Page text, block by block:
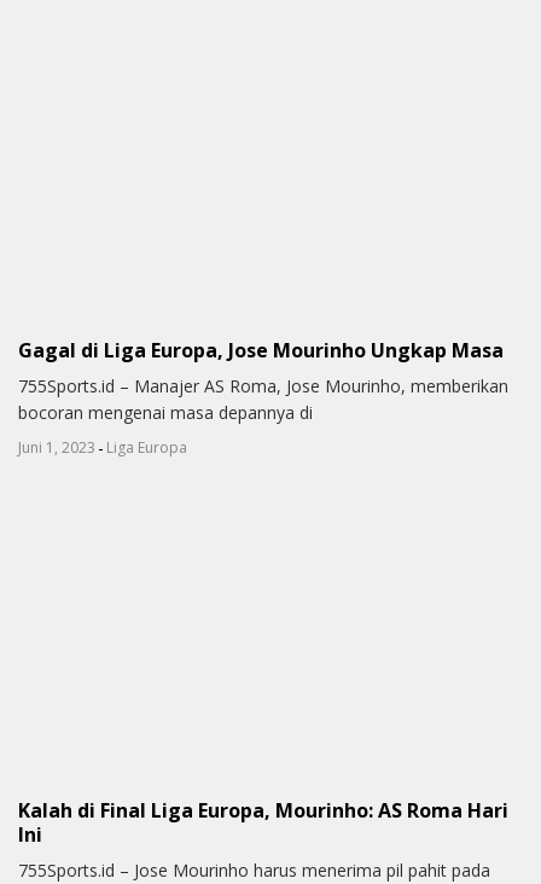
Gagal di Liga Europa, Jose Mourinho Ungkap Masa
755Sports.id – Manajer AS Roma, Jose Mourinho, memberikan
bocoran mengenai masa depannya di
Juni 1, 2023 - Liga Europa
Kalah di Final Liga Europa, Mourinho: AS Roma Hari
Ini
755Sports.id – Jose Mourinho harus menerima pil pahit pada